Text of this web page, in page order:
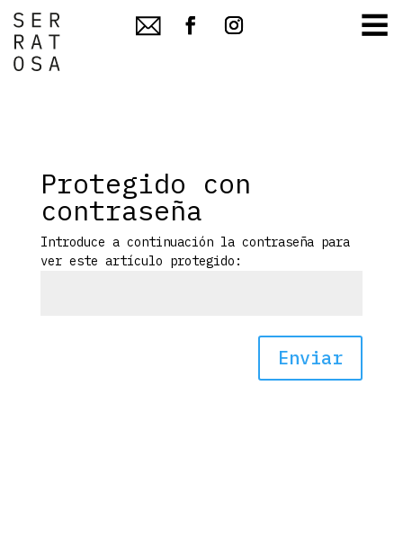
≡
Protegido con
contraseña
Introduce a continuación la contraseña para
ver este artículo protegido:
Enviar